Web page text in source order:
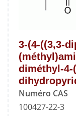
3,5-
3-(4-((3,3-
diméthyl-4-
Numéro CAS
100427-22-3